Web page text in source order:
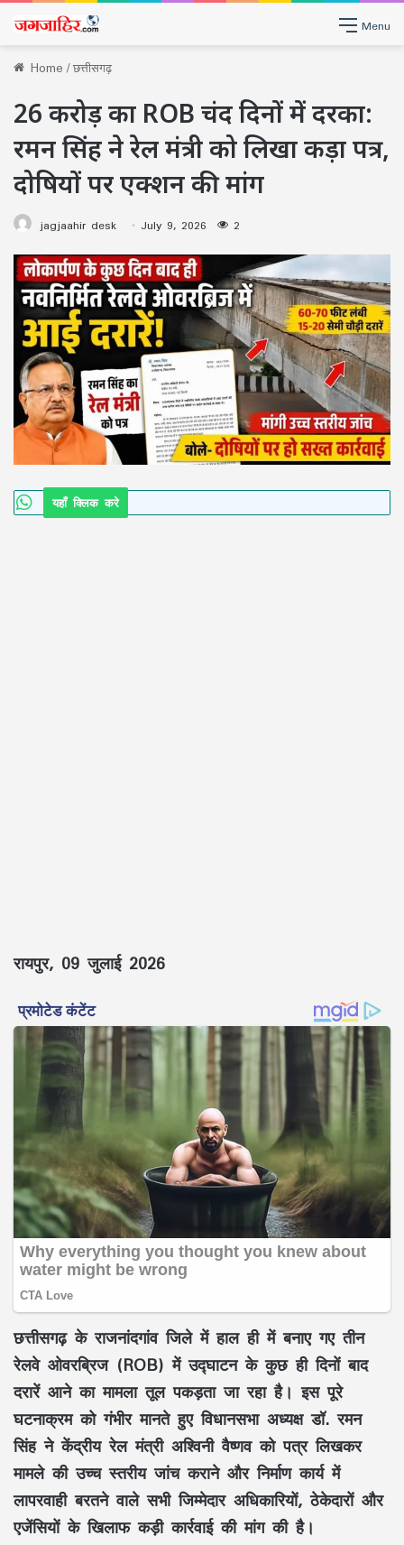
Menu
Home/छत्तीसगढ़
26 करोड़ का ROB चंद दिनों में दरका:
रमन सिंह ने रेल मंत्री को लिखा कड़ा पत्र,
दोषियों पर एक्शन की मांग
jagjaahir desk July 9, 2026 2
यहाँ क्लिक करे
रायपुर, 09 जुलाई 2026
छत्तीसगढ़ केराजनांदगांव जिलेमें हाल ही में बनाए गए तीन
रेलवे ओवरब्रिज (ROB) में उद्घाटन के कुछ ही दिनों बाद
दरारें आने का मामला तूल पकड़ता जा रहा है। इस पूरे
घटनाक्रम को गंभीर मानते हुएविधानसभा अध्यक्ष डॉ. रमन
सिंहने केंद्रीय रेल मंत्री अश्विनी वैष्णवको पत्र लिखकर
मामले कीउच्च स्तरीय जांचकराने और निर्माण कार्य में
लापरवाही बरतने वाले सभी जिम्मेदार अधिकारियों, ठेकेदारों और
एजेंसियों के खिलाफ कड़ी कार्रवाई की मांग की है।